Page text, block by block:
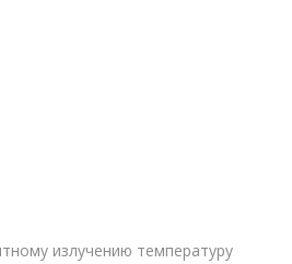
излучению температуру